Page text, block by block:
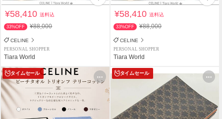
¥58,410送料込
33%OFF ¥88,000
CELINE
PERSONAL SHOPPER
Tiara World
¥58,410送料込
33%OFF ¥88,000
CELINE
PERSONAL SHOPPER
Tiara World
タイムセール タイムセール